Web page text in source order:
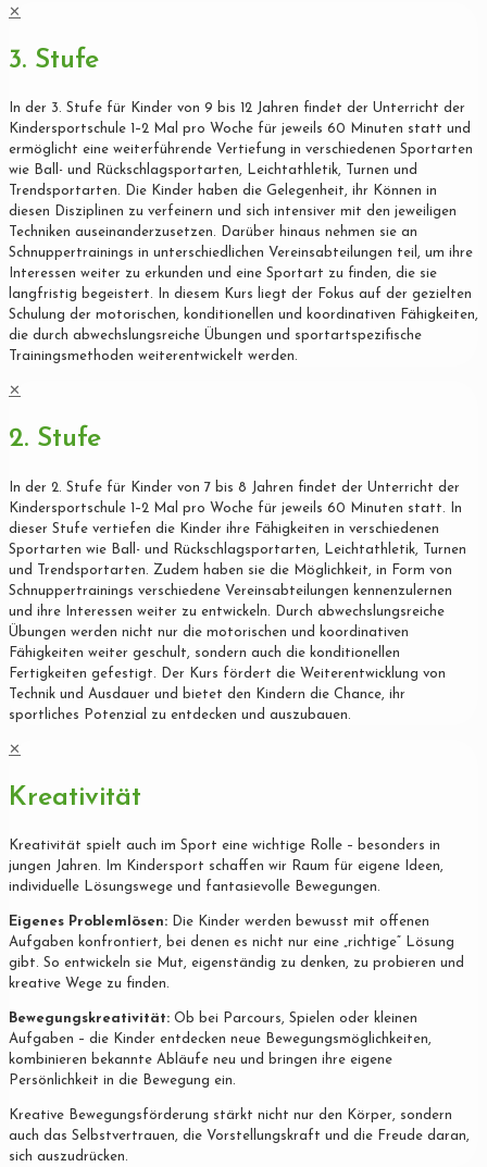
✕
3. Stufe
In der 3. Stufe für Kinder von 9 bis 12 Jahren findet der Unterricht der
Kindersportschule 1–2 Mal pro Woche für jeweils 60 Minuten statt und
ermöglicht eine weiterführende Vertiefung in verschiedenen Sportarten
wie Ball- und Rückschlagsportarten, Leichtathletik, Turnen und
Trendsportarten. Die Kinder haben die Gelegenheit, ihr Können in
diesen Disziplinen zu verfeinern und sich intensiver mit den jeweiligen
Techniken auseinanderzusetzen. Darüber hinaus nehmen sie an
Schnuppertrainings in unterschiedlichen Vereinsabteilungen teil, um ihre
Interessen weiter zu erkunden und eine Sportart zu finden, die sie
langfristig begeistert. In diesem Kurs liegt der Fokus auf der gezielten
Schulung der motorischen, konditionellen und koordinativen Fähigkeiten,
die durch abwechslungsreiche Übungen und sportartspezifische
Trainingsmethoden weiterentwickelt werden.
✕
2. Stufe
In der 2. Stufe für Kinder von 7 bis 8 Jahren findet der Unterricht der
Kindersportschule 1–2 Mal pro Woche für jeweils 60 Minuten statt. In
dieser Stufe vertiefen die Kinder ihre Fähigkeiten in verschiedenen
Sportarten wie Ball- und Rückschlagsportarten, Leichtathletik, Turnen
und Trendsportarten. Zudem haben sie die Möglichkeit, in Form von
Schnuppertrainings verschiedene Vereinsabteilungen kennenzulernen
und ihre Interessen weiter zu entwickeln. Durch abwechslungsreiche
Übungen werden nicht nur die motorischen und koordinativen
Fähigkeiten weiter geschult, sondern auch die konditionellen
Fertigkeiten gefestigt. Der Kurs fördert die Weiterentwicklung von
Technik und Ausdauer und bietet den Kindern die Chance, ihr
sportliches Potenzial zu entdecken und auszubauen.
✕
Kreativität
Kreativität spielt auch im Sport eine wichtige Rolle – besonders in
jungen Jahren. Im Kindersport schaffen wir Raum für eigene Ideen,
individuelle Lösungswege und fantasievolle Bewegungen.
Eigenes Problemlösen: Die Kinder werden bewusst mit offenen
Aufgaben konfrontiert, bei denen es nicht nur eine „richtige“ Lösung
gibt. So entwickeln sie Mut, eigenständig zu denken, zu probieren und
kreative Wege zu finden.
Bewegungskreativität: Ob bei Parcours, Spielen oder kleinen
Aufgaben – die Kinder entdecken neue Bewegungsmöglichkeiten,
kombinieren bekannte Abläufe neu und bringen ihre eigene
Persönlichkeit in die Bewegung ein.
Kreative Bewegungsförderung stärkt nicht nur den Körper, sondern
auch das Selbstvertrauen, die Vorstellungskraft und die Freude daran,
sich auszudrücken.